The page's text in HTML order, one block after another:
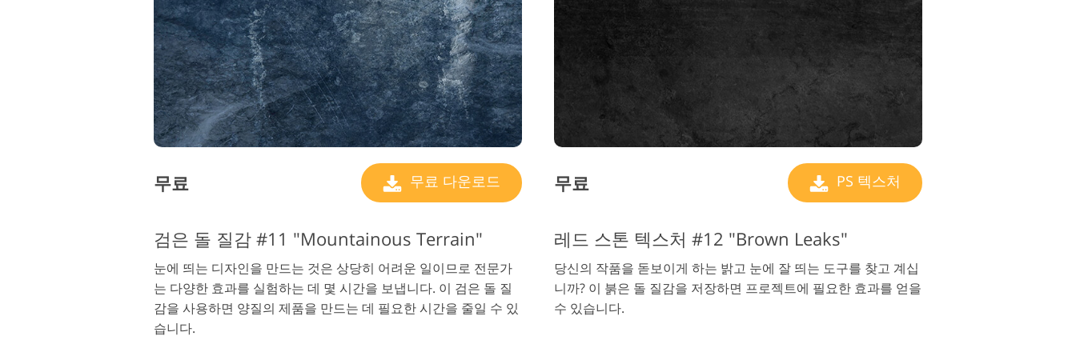
무료 무료 다운로드 무료 PS 텍스처
검은 돌 질감 #11 "Mountainous Terrain"
눈에 띄는 디자인을 만드는 것은 상당히 어려운 일이므로 전문가
는 다양한 효과를 실험하는 데 몇 시간을 보냅니다. 이 검은 돌 질
감을 사용하면 양질의 제품을 만드는 데 필요한 시간을 줄일 수 있
습니다.
레드 스톤 텍스처 #12 "Brown Leaks"
당신의 작품을 돋보이게 하는 밝고 눈에 잘 띄는 도구를 찾고 계십
니까? 이 붉은 돌 질감을 저장하면 프로젝트에 필요한 효과를 얻을
수 있습니다.